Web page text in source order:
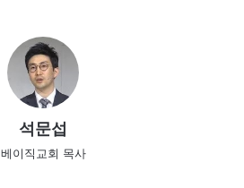
석문섭
베이직교회 목사